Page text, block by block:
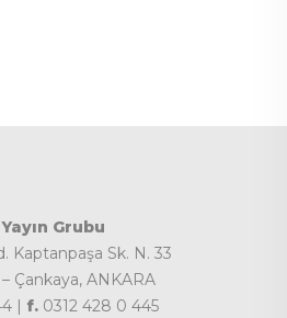
Grubu
Kaptanpaşa Sk. N. 33
Çankaya, ANKARA
| f. 0312 428 0 445